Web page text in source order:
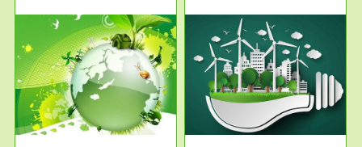
服务范围
废气测试
检测范围工业废气检测包括有机
废气和无机废气。有机废气主要